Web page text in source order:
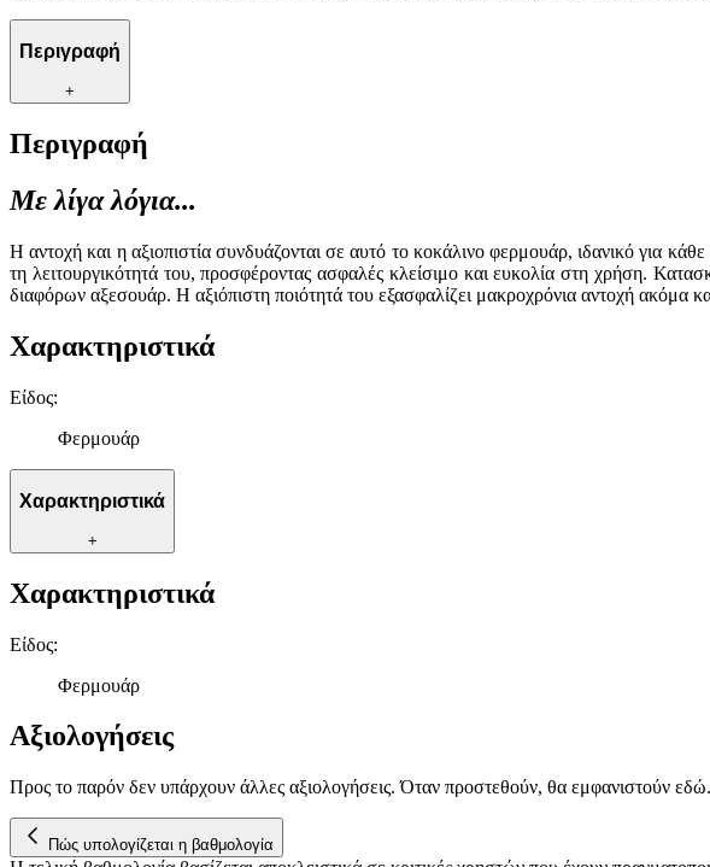
Περιγραφή
+
Περιγραφή
Με λίγα λόγια...
Η αντοχή και η αξιοπιστία συνδυάζονται σε αυτό το κοκάλινο φερμουάρ, ιδανικό για
τη λειτουργικότητά του, προσφέροντας ασφαλές κλείσιμο και ευκολία στη χρήση.
διαφόρων αξεσουάρ. Η αξιόπιστη ποιότητά του εξασφαλίζει μακροχρόνια αντοχή ακόμα
Χαρακτηριστικά
Είδος:
Φερμουάρ
Χαρακτηριστικά
+
Χαρακτηριστικά
Είδος:
Φερμουάρ
Αξιολογήσεις
Προς το παρόν δεν υπάρχουν άλλες αξιολογήσεις. Όταν προστεθούν, θα εμφανιστούν εδώ.
Πώς υπολογίζεται η βαθμολογία